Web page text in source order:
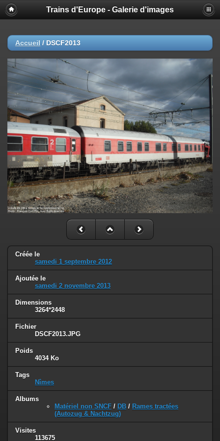
Trains d'Europe - Galerie d'images
Accueil / DSCF2013
Créée le
samedi 1 septembre 2012
Ajoutée le
samedi 2 novembre 2013
Dimensions
3264*2448
Fichier
DSCF2013.JPG
Poids
4034 Ko
Tags
Nîmes
Albums
Matériel non SNCF / DB / Rames tractées
(Autozug & Nachtzug)
Visites
113675